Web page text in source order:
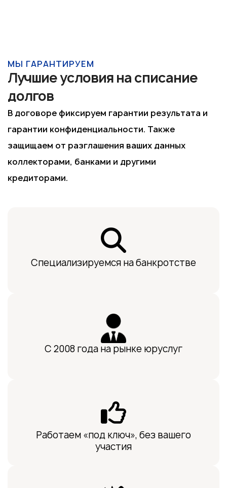
МЫ ГАРАНТИРУЕМ
Лучшие условия на списание
долгов
В договоре фиксируем гарантии результата и
гарантии конфиденциальности. Также
защищаем от разглашения ваших данных
коллекторами, банками и другими
кредиторами.
Специализируемся на банкротстве
С 2008 года на рынке юруслуг
Работаем «под ключ», без вашего
участия